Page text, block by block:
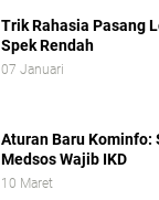
Trik Rahasia Pasang
Spek Rendah
07 Januari
Aturan Baru Kominfo:
Medsos Wajib IKD
10 Maret